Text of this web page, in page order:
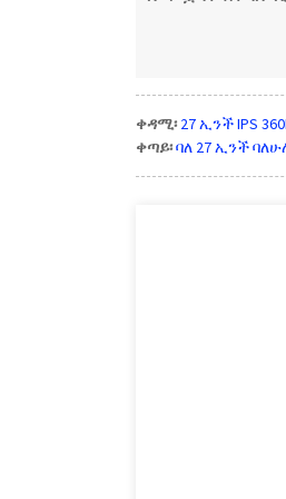
ቀዳሚ፡ 27 ኢንች IPS
ቀጣይ፡ባለ 27 ኢንች